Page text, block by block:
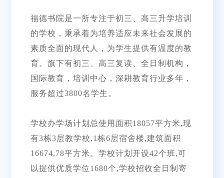
福德书院是一所专注于初三、高三升学培训
的学校，秉承着为培养适应未来社会发展的
素质全面的现代人，为学生提供有温度的教
育。旗下有初三、高三复读、全日制机构，
国际教育，培训中心，深耕教育行业多年，
服务超过3800名学生。
学校办学场计划总使用面积18057平方米,现
有3栋3层教学校,1栋6层宿舍楼,建筑面积
16674,78平方米。学校计划开设42个班,可
以提供优质学位1680个,学校招收全日制寄